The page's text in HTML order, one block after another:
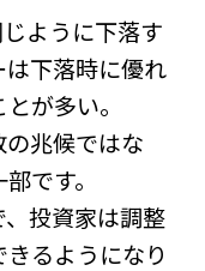
ように下落す
下落時に優れ
が多い。
兆候ではな
です。
投資家は調整
るようになり